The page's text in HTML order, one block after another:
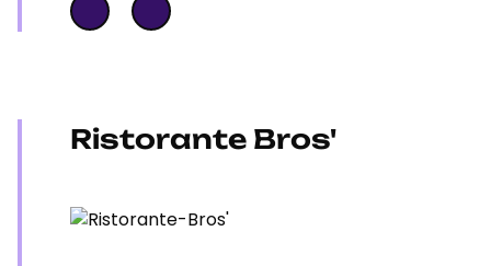
Ristorante Bros'